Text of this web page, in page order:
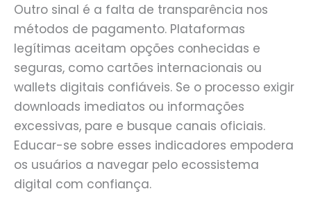
Outro sinal é a falta de transparência nos
métodos de pagamento. Plataformas
legítimas aceitam opções conhecidas e
seguras, como cartões internacionais ou
wallets digitais confiáveis. Se o processo exigir
downloads imediatos ou informações
excessivas, pare e busque canais oficiais.
Educar-se sobre esses indicadores empodera
os usuários a navegar pelo ecossistema
digital com confiança.